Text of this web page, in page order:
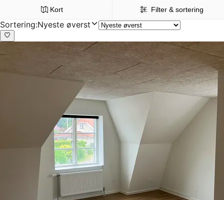
Kort Filter & sortering
Sortering:Nyeste øverst